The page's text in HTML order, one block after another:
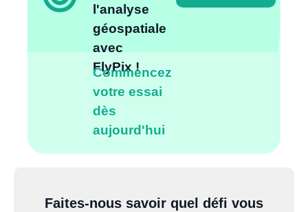
l'analyse
géospatiale
avec
FlyPix !
Commencez
votre essai
dès
aujourd'hui
Faites-nous savoir quel défi vous